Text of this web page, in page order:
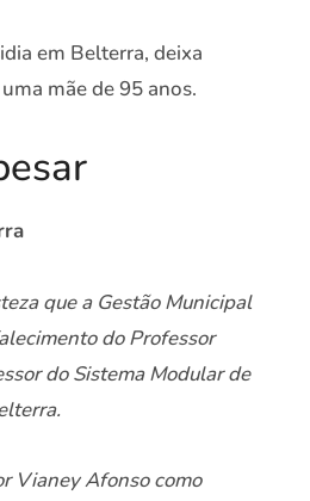
em Belterra, deixa
mãe de 95 anos.
que a Gestão Municipal
do Professor
do Sistema Modular de
Vianey Afonso como